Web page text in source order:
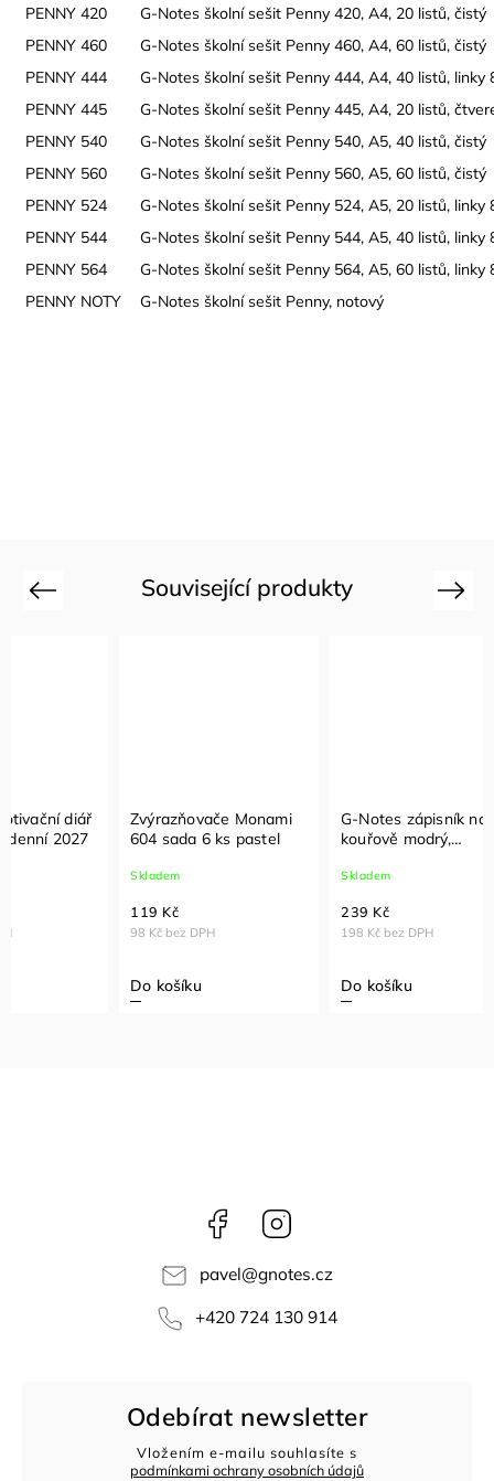
PENNY 420
G-Notes školní sešit Penny 420, A4, 20 listů, čistý
PENNY 460
G-Notes školní sešit Penny 460, A4, 60 listů, čistý
PENNY 444
G-Notes školní sešit Penny 444, A4, 40 listů, linky
PENNY 445
G-Notes školní sešit Penny 445, A4, 20 listů,
PENNY 540
G-Notes školní sešit Penny 540, A5, 40 listů, čistý
PENNY 560
G-Notes školní sešit Penny 560, A5, 60 listů, čistý
PENNY 524
G-Notes školní sešit Penny 524, A5, 20 listů, linky
PENNY 544
G-Notes školní sešit Penny 544, A5, 40 listů, linky
PENNY 564
G-Notes školní sešit Penny 564, A5, 60 listů, linky
PENNY NOTY
G-Notes školní sešit Penny, notový
Související produkty
Previous
Zvýrazňovače Monami
604 sada 6 ks pastel
G-Notes zápisník no.4
kouřově modrý,
G-
Next
Facebook
pavel@gnotes.cz
+420 724 130 914
Odebírat newsletter
Vložením e-mailu souhlasíte s
podmínkami ochrany osobních údajů